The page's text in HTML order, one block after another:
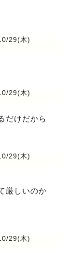
29(木)
29(木)
だけだから
29(木)
厳しいのか
29(木)